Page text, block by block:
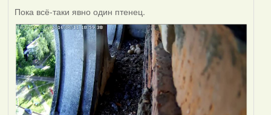
Пока всё-таки явно один птенец.